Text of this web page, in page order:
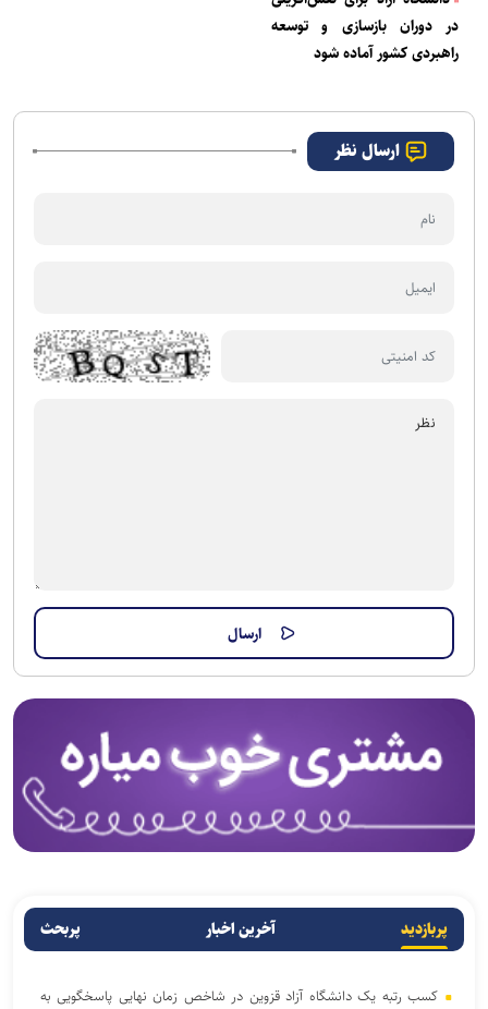
در دوران بازسازی و توسعه
راهبردی کشور آماده شود
ارسال نظر
پربازدید آخرین اخبار پربحث
کسب رتبه یک دانشگاه آزاد قزوین در شاخص زمان نهایی پاسخگویی به